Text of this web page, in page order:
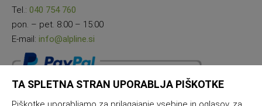
Tel.: 040 754 760
pon. – pet. 8:00 – 15:00
E-mail: info@alpline.si
TA SPLETNA STRAN UPORABLJA PIŠKOTKE